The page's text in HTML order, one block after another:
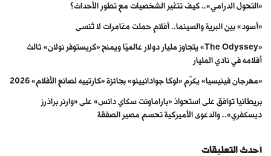
«التحول الدرامي».. كيف تتغير الشخصيات مع تطور الأحداث؟
«أسود» بين البرية والسينما.. أفلام حملت مغامرات لا تُنسى
«The Odyssey» يتجاوز مليار دولار عالميًا ويمنح «كريستوفر نولان» ثالث
أفلامه في نادي المليار
«مهرجان فينيسيا» يكرّم «لوكا جوادانيينو» بجائزة «كارتييه لصانع الأفلام» 2026
بريطانيا توافق على استحواذ «باراماونت سكاي دانس» على «وارنر براذرز
ديسكفري».. والدعوى الأميركية تحسم مصير الصفقة
أحدث التعليقات